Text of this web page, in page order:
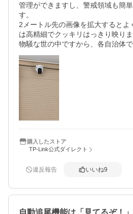
度調整したら軽減
・蛾や蠅(夜間飛ぶ我に反応してし
・強風時に風に煽られて動く物に
家族と共有しメインのiPhone以外
像がみられて便利です
この価格で、安心感が買えてるよ
ったです
配送手配も迅速でした。
あとは、どの程度tapoが保ってく
管理ができますし、警戒領域も簡
す。
2メートル先の画像を拡大すると
は高精細でクッキリはっきり映りま
物騒な世の中ですから、各自治体
助事業を展開しているところもあ
治体HPで検索してみると、防犯カ
が受けられるかもしれません。私
防犯カメラ代金の1/2＝半額補助で
【重要】自治体の年度予算には限
すから今すぐ調べて、もし対象で
請することをお勧めします。
防犯カメラ3台、18年前は40万円ほ
になりました。警察への協力も2回
がこれからも地域の防犯向上に役
を掃除していましたが（自分は非
購入したストア
TP-Link公式ダイレクト
違反報告 いいね9
自動追尾機能は「見てるぞ！